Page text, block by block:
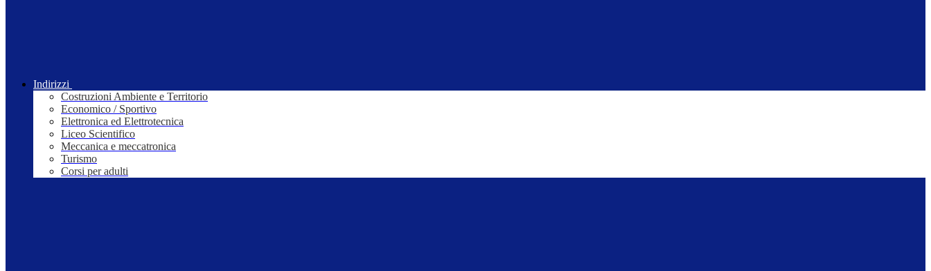
Indirizzi
Costruzioni Ambiente e Territorio
Economico / Sportivo
Elettronica ed Elettrotecnica
Liceo Scientifico
Meccanica e meccatronica
Turismo
Corsi per adulti